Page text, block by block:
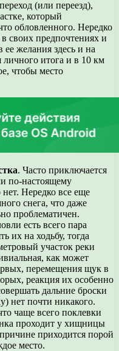
(или переезд),
который
обловленного. Нередко
своих предпочтениях и
желания здесь и на
итога и в 10 км
чтобы место
. Часто приключается
по-настоящему
Нередко все еще
снега, что даже
проблематичен.
есть всего пара
их на ходьбу, тогда
участок реки
как может
перемещения щук в
реакция их особенно
дальние броски
нет почти никакого.
чаще всего поклевки
проходит у хищницы
приходится порой
место.